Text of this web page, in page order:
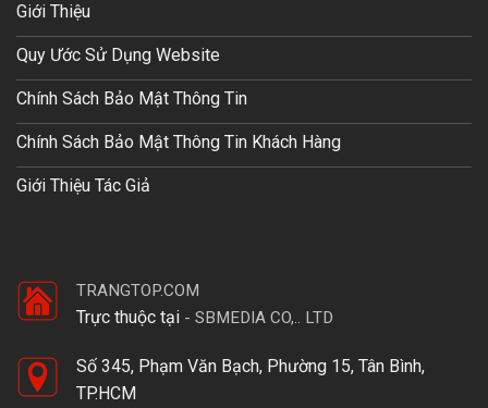
Giới Thiệu
Quy Ước Sử Dụng Website
Chính Sách Bảo Mật Thông Tin
Chính Sách Bảo Mật Thông Tin Khách Hàng
Giới Thiệu Tác Giả
TRANGTOP.COM
Trực thuộc tại - SBMEDIA CO,.. LTD
Số 345, Phạm Văn Bạch, Phường 15, Tân Bình,
TP.HCM